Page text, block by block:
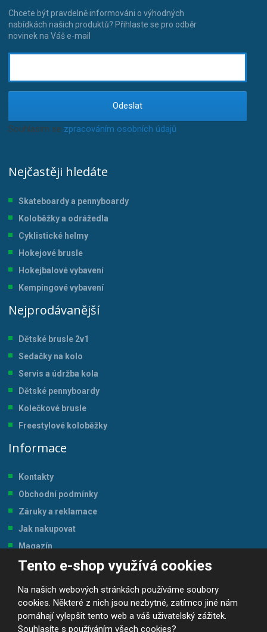
Tento e-shop využívá cookies
Na našich webových stránkách používáme soubory
cookies. Některé z nich jsou nezbytné, zatímco jiné nám
pomáhají vylepšit tento web a váš uživatelský zážitek.
Souhlasíte s používáním všech cookies?
Chcete být pravdelně informováni o výhodných
nabídkách našich produktů? Přihlaste se pro odběr
novinek na Váš e-mail
Odeslat
Souhlasím se zpracováním osobních údajů.
Nejčastěji hledáte
Skateboardy a pennyboardy
Koloběžky a odrážedla
Cyklistické helmy
Hokejové brusle
Hokejbalové vybavení
Kempingové vybavení
Nejprodávanější
Dětské brusle 2v1
Sedačky na kolo
Servis a údržba kola
Dětské pennyboardy
Kolečkové brusle
Freestylové koloběžky
Informace
Kontakty
Obchodní podmínky
Záruky a reklamace
Jak nakupovat
Magazín
Tabulka velikostí